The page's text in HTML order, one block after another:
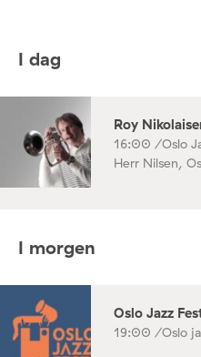
I dag
Roy
16:00 /Oslo
Herr Nilsen,
I morgen
Oslo Jazz
19:00 /Oslo